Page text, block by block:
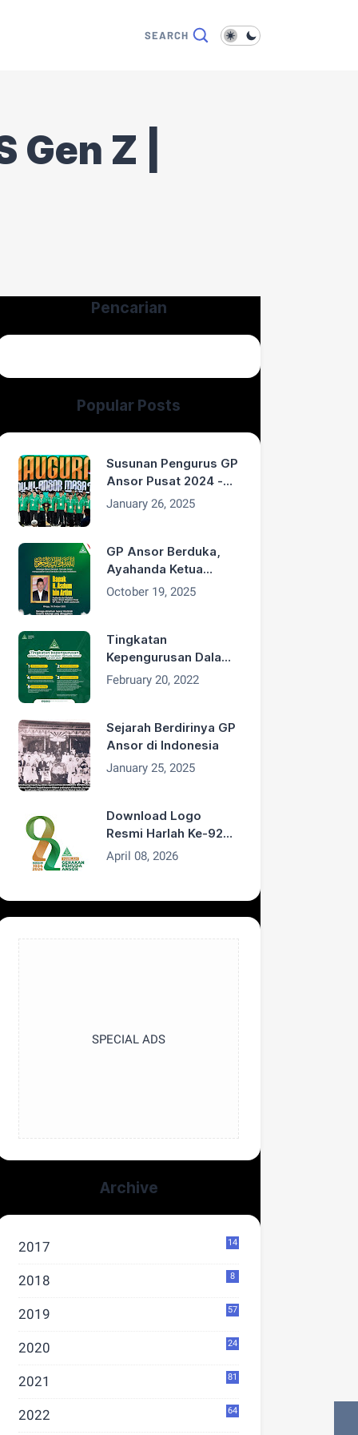
Z |
Pencarian
Popular Posts
Susunan Pengurus GP
Ansor Pusat 2024 -
2029
January 26, 2025
GP Ansor Berduka,
Ayahanda Ketua
Umum H. Addin
Wafat
October 19, 2025
Tingkatan
Kepengurusan Dalam
Organisasi GP Ansor
February 20, 2022
Sejarah Berdirinya GP
Ansor di Indonesia
January 25, 2025
Download Logo
Resmi Harlah Ke-92
GP Ansor Tahun 2026
April 08, 2026
SPECIAL ADS
Archive
2017 14
2018 8
2019 57
2020 24
2021 81
2022 64